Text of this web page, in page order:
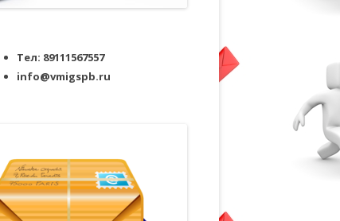
Тел: 89111567557
info@vmigspb.ru